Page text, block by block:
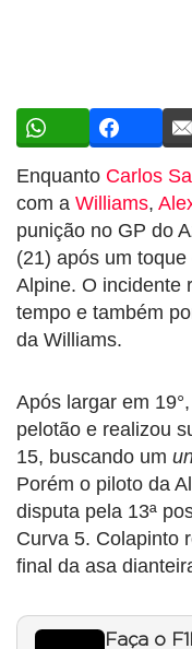
Enquanto Carlos
com a Williams,
punição no GP do
(21) após um toque
Alpine. O incidente
tempo e também
da Williams.
Após largar em
pelotão e realizou
15, buscando um
Porém o piloto da
disputa pela 13ª
Curva 5. Colapinto
final da asa
Faça o